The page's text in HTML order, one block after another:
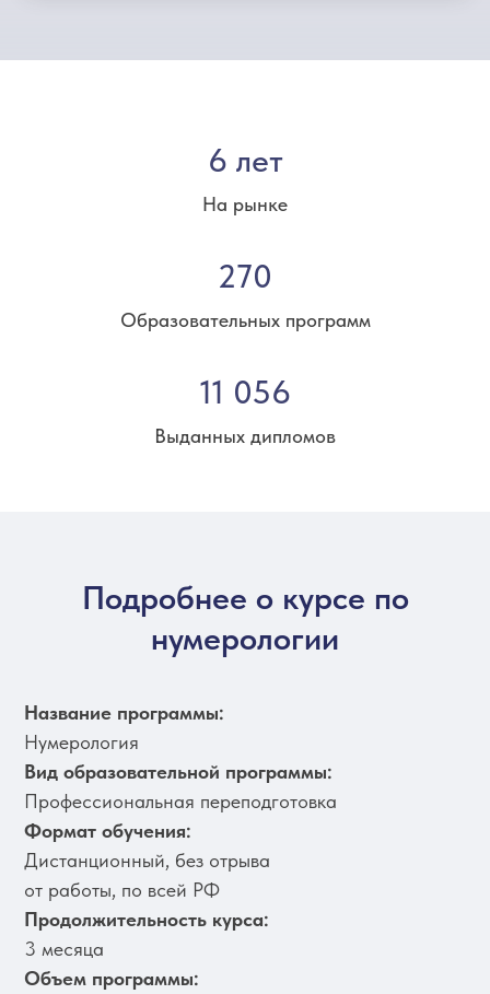
6 лет
На рынке
270
Образовательных программ
11 056
Выданных дипломов
Подробнее о курсе по
нумерологии
Название программы:
Нумерология
Вид образовательной программы:
Профессиональная переподготовка
Формат обучения:
Дистанционный, без отрыва
от работы, по всей РФ
Продолжительность курса:
3 месяца
Объем программы: